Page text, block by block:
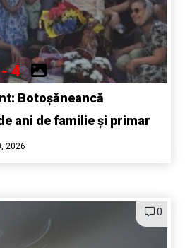
- 4
Botoșăneancă
ani de familie și primar
2026
0